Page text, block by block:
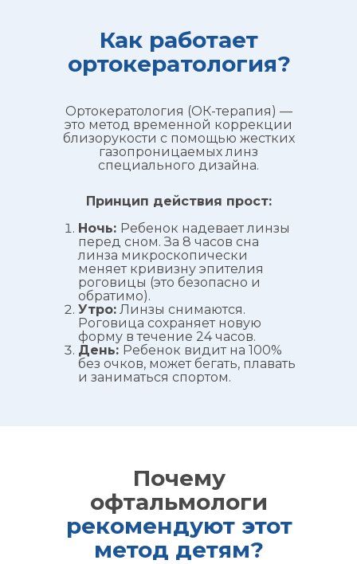
Как работает
ортокератология?
Ортокератология (ОК-терапия) —
это метод временной коррекции
близорукости с помощью жестких
газопроницаемых линз
специального дизайна.
Принцип действия прост:
Ночь: Ребенок надевает линзы
перед сном. За 8 часов сна
линза микроскопически
меняет кривизну эпителия
роговицы (это безопасно и
обратимо).
Утро: Линзы снимаются.
Роговица сохраняет новую
форму в течение 24 часов.
День: Ребенок видит на 100%
без очков, может бегать, плавать
и заниматься спортом.
Почему
офтальмологи
рекомендуют этот
метод детям?